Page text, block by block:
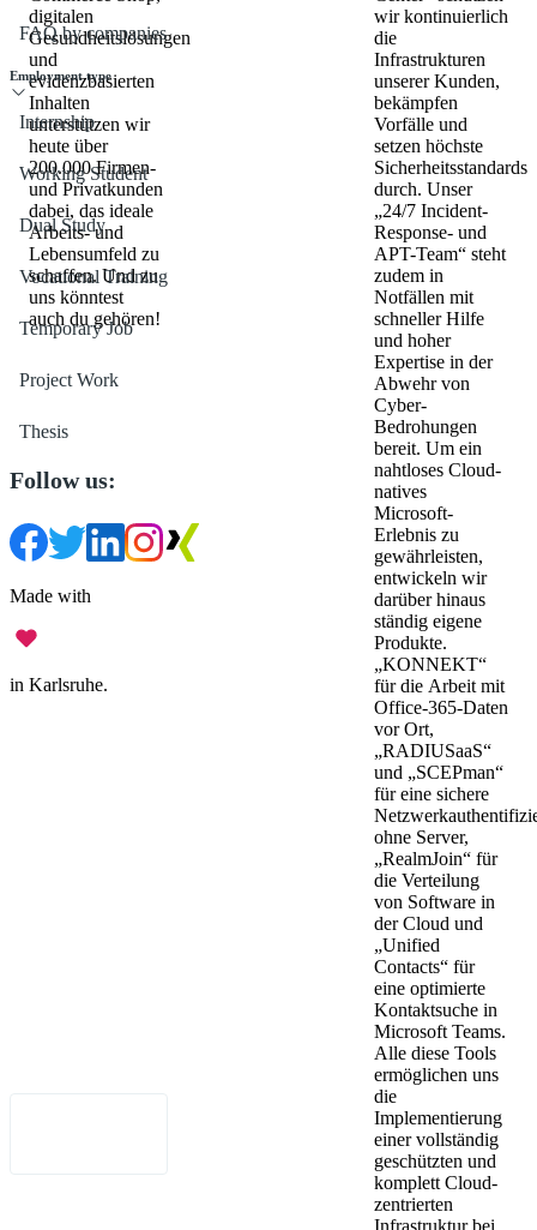
digitalen
Gesundheitslösungen
und
evidenzbasierten
Inhalten
unterstützen wir
heute über
200.000 Firmen-
und Privatkunden
dabei, das ideale
Arbeits- und
Lebensumfeld zu
schaffen. Und zu
uns könntest
auch du gehören!
wir kontinuierlich
die
Infrastrukturen
unserer Kunden,
bekämpfen
Vorfälle und
setzen höchste
Sicherheitsstandards
durch. Unser
„24/7 Incident-
Response- und
APT-Team“ steht
zudem in
Notfällen mit
schneller Hilfe
und hoher
Expertise in der
Abwehr von
Cyber-
Bedrohungen
bereit. Um ein
nahtloses Cloud-
natives
Microsoft-
Erlebnis zu
gewährleisten,
entwickeln wir
darüber hinaus
ständig eigene
Produkte.
„KONNEKT“
für die Arbeit mit
Office-365-Daten
vor Ort,
„RADIUSaaS“
und „SCEPman“
für eine sichere
ohne Server,
„RealmJoin“ für
die Verteilung
von Software in
der Cloud und
„Unified
Contacts“ für
eine optimierte
Kontaktsuche in
Microsoft Teams.
Alle diese Tools
ermöglichen uns
die
Implementierung
einer vollständig
geschützten und
komplett Cloud-
zentrierten
Infrastruktur bei
FAQ by companies
Employment type
Internship
Working Student
Dual Study
Vocational Training
Temporary Job
Project Work
Thesis
Follow us:
Made with
in Karlsruhe.